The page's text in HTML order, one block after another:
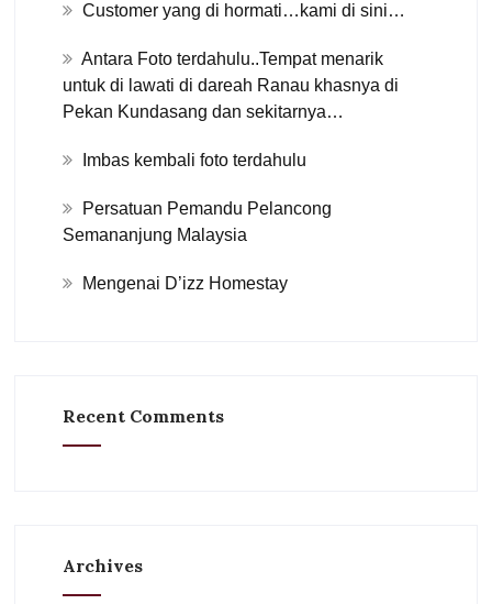
Customer yang di hormati…kami di sini…
Antara Foto terdahulu..Tempat menarik
untuk di lawati di dareah Ranau khasnya di
Pekan Kundasang dan sekitarnya…
Imbas kembali foto terdahulu
Persatuan Pemandu Pelancong
Semananjung Malaysia
Mengenai D’izz Homestay
Recent Comments
Archives